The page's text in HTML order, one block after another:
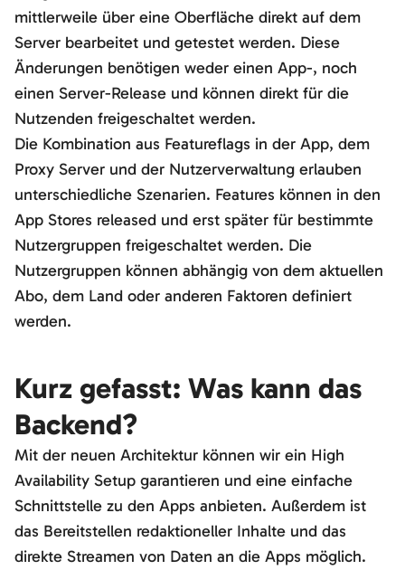
mittlerweile über eine Oberfläche direkt auf dem
Server bearbeitet und getestet werden. Diese
Änderungen benötigen weder einen App-, noch
einen Server-Release und können direkt für die
Nutzenden freigeschaltet werden.
Die Kombination aus Featureflags in der App, dem
Proxy Server und der Nutzerverwaltung erlauben
unterschiedliche Szenarien. Features können in den
App Stores released und erst später für bestimmte
Nutzergruppen freigeschaltet werden. Die
Nutzergruppen können abhängig von dem aktuellen
Abo, dem Land oder anderen Faktoren definiert
werden.
Kurz gefasst: Was kann das
Backend?
Mit der neuen Architektur können wir ein High
Availability Setup garantieren und eine einfache
Schnittstelle zu den Apps anbieten. Außerdem ist
das Bereitstellen redaktioneller Inhalte und das
direkte Streamen von Daten an die Apps möglich.